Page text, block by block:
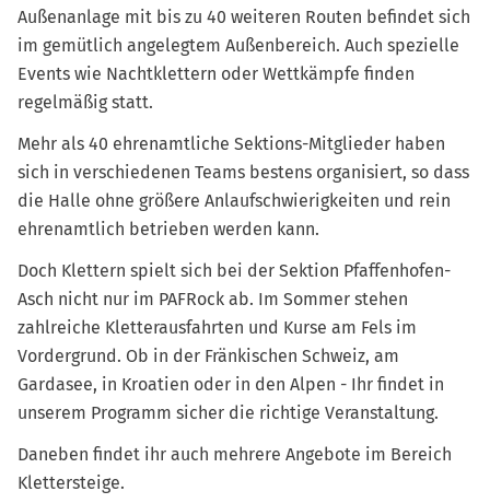
Außenanlage mit bis zu 40 weiteren Routen befindet sich
im gemütlich angelegtem Außenbereich. Auch spezielle
Events wie Nachtklettern oder Wettkämpfe finden
regelmäßig statt.
Mehr als 40 ehrenamtliche Sektions-Mitglieder haben
sich in verschiedenen Teams bestens organisiert, so dass
die Halle ohne größere Anlaufschwierigkeiten und rein
ehrenamtlich betrieben werden kann.
Doch Klettern spielt sich bei der Sektion Pfaffenhofen-
Asch nicht nur im PAFRock ab. Im Sommer stehen
zahlreiche Kletterausfahrten und Kurse am Fels im
Vordergrund. Ob in der Fränkischen Schweiz, am
Gardasee, in Kroatien oder in den Alpen - Ihr findet in
unserem Programm sicher die richtige Veranstaltung.
Daneben findet ihr auch mehrere Angebote im Bereich
Klettersteige.